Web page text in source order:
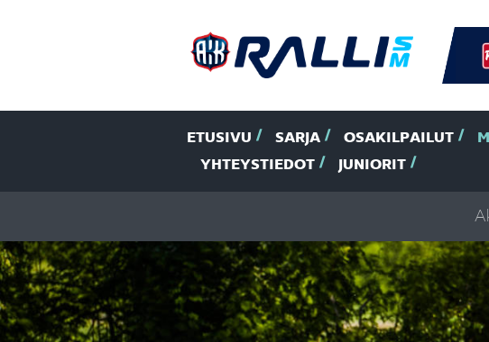
ETUSIVU SARJA OSAKILPAILUT
YHTEYSTIEDOT
JUNIORIT